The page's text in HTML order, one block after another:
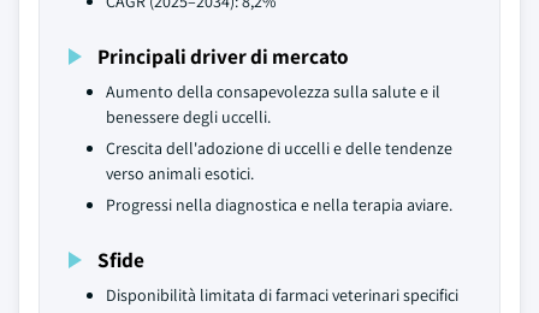
Principali driver di mercato
Aumento della consapevolezza sulla salute e il
benessere degli uccelli.
Crescita dell'adozione di uccelli e delle tendenze
verso animali esotici.
Progressi nella diagnostica e nella terapia aviare.
Sfide
Disponibilità limitata di farmaci veterinari specifici